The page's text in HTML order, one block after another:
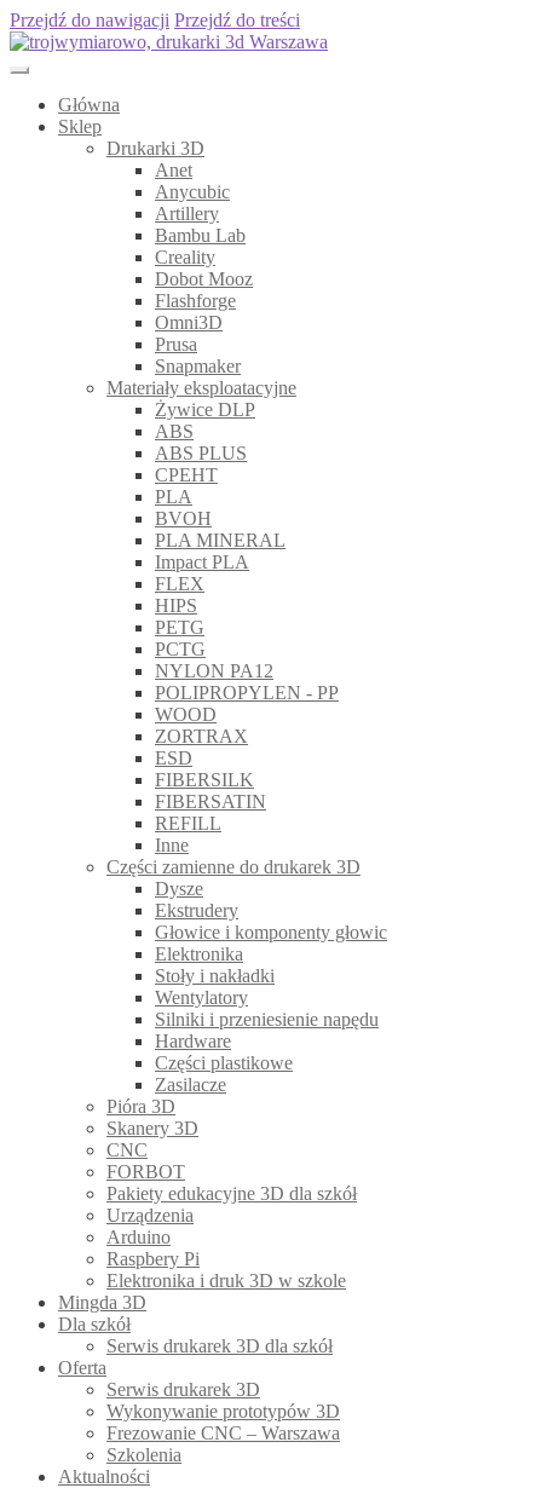
Przejdź do nawigacji Przejdź do treści
Główna
Sklep
Drukarki 3D
Anet
Anycubic
Artillery
Bambu Lab
Creality
Dobot Mooz
Flashforge
Omni3D
Prusa
Snapmaker
Materiały eksploatacyjne
Żywice DLP
ABS
ABS PLUS
CPEHT
PLA
BVOH
PLA MINERAL
Impact PLA
FLEX
HIPS
PETG
PCTG
NYLON PA12
POLIPROPYLEN - PP
WOOD
ZORTRAX
ESD
FIBERSILK
FIBERSATIN
REFILL
Inne
Części zamienne do drukarek 3D
Dysze
Ekstrudery
Głowice i komponenty głowic
Elektronika
Stoły i nakładki
Wentylatory
Silniki i przeniesienie napędu
Hardware
Części plastikowe
Zasilacze
Pióra 3D
Skanery 3D
CNC
FORBOT
Pakiety edukacyjne 3D dla szkół
Urządzenia
Arduino
Raspbery Pi
Elektronika i druk 3D w szkole
Mingda 3D
Dla szkół
Serwis drukarek 3D dla szkół
Oferta
Serwis drukarek 3D
Wykonywanie prototypów 3D
Frezowanie CNC – Warszawa
Szkolenia
Aktualności